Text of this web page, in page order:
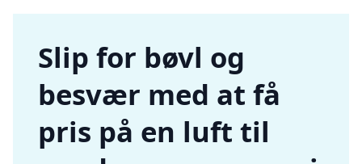
Slip for bøvl og
besvær med at få
pris på en luft til